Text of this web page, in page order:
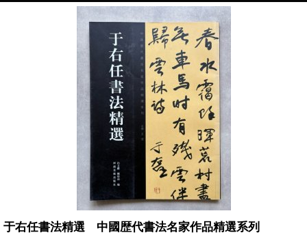
于右任書法精選 中國歴代書法名家作品精選系列